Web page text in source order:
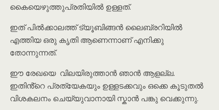
കൈയെഴുത്തുപ്രതിയിൽ ഉള്ളത്.
ഇത് പിൽക്കാലത്ത് ട്യൂബിങ്ങൻ ലൈബ്രറിയിൽ
എത്തിയ ഒരു കൃതി ആണെന്നാണ് എനിക്കു
തോന്നുന്നത്.
ഈ രേഖയെ വിലയിരുത്താൻ ഞാൻ ആളല്ല.
ഇതിൻ്റെ പ്രത്യേകയും ഉള്ളടക്കവും ഒക്കെ കൂടുതൽ
വിശകലനം ചെയ്യുവാനായി സ്കാൻ പങ്കു വെക്കുന്നു.